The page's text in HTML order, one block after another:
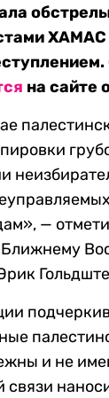
ХАМАС
на сайте
—
и не
связи